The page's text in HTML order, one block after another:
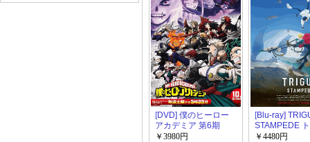
[DVD] 僕のヒーロー
アカデミア 第6期
￥3980円
[Blu-ray]
STAMPEDE
ン
￥4480円